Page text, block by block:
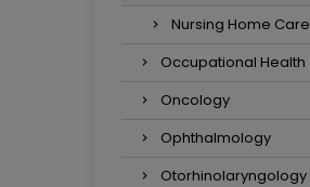
Nursing Home Care
Occupational Health
Oncology
Ophthalmology
Otorhinolaryngology